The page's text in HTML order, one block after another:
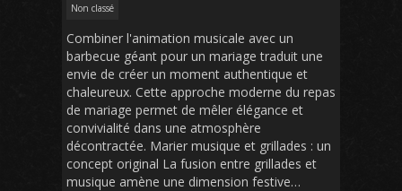
Non classé
Combiner l'animation musicale avec un
barbecue géant pour un mariage traduit une
envie de créer un moment authentique et
chaleureux. Cette approche moderne du repas
de mariage permet de mêler élégance et
convivialité dans une atmosphère
décontractée. Marier musique et grillades : un
concept original La fusion entre grillades et
musique amène une dimension festive…